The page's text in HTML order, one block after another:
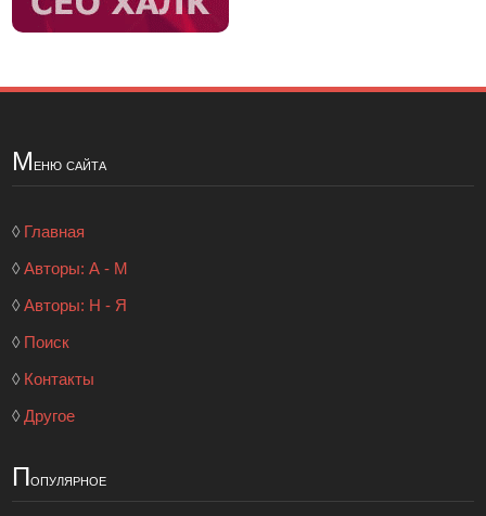
Меню сайта
◊ Главная
◊Авторы: А - М
◊Авторы: Н - Я
◊ Поиск
◊ Контакты
◊Другое
Популярное